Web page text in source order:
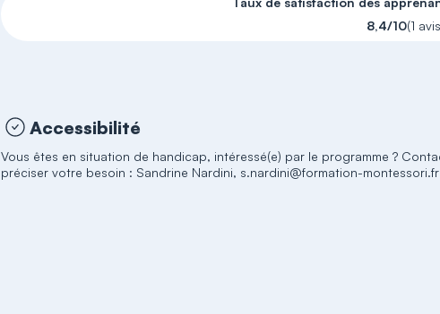
8,4/10(1
Accessibilité
Vous êtes en situation de handicap, intéressé(e) par le programme ?
préciser votre besoin : Sandrine Nardini, s.nardini@formation-montessori.fr